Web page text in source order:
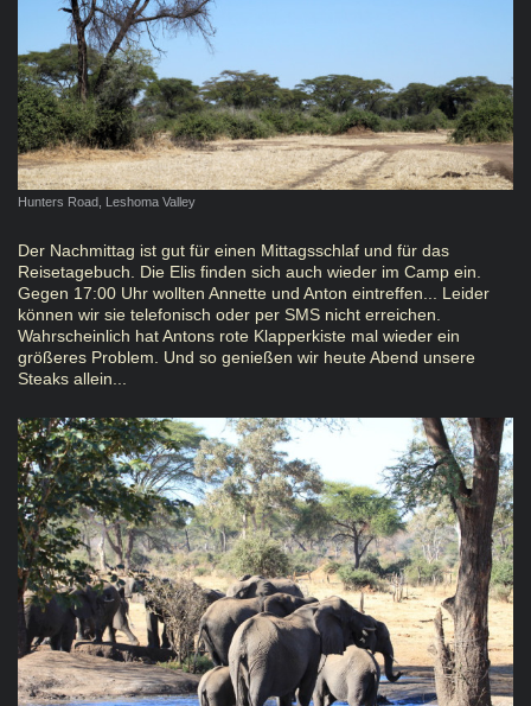
Hunters Road, Leshoma Valley
Der Nachmittag ist gut für einen Mittagsschlaf und für das
Reisetagebuch. Die Elis finden sich auch wieder im Camp ein.
Gegen 17:00 Uhr wollten Annette und Anton eintreffen... Leider
können wir sie telefonisch oder per SMS nicht erreichen.
Wahrscheinlich hat Antons rote Klapperkiste mal wieder ein
größeres Problem. Und so genießen wir heute Abend unsere
Steaks allein...